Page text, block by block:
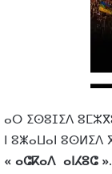
ⴰⵔ ⵉⵙⵓⵊⵉⴷ
ⵏ ⵓⵥⴰⵡⴰⵏ
« ⴰⵛⴽⴰⴷ ⴰⵏⵃⵓⵛ ».